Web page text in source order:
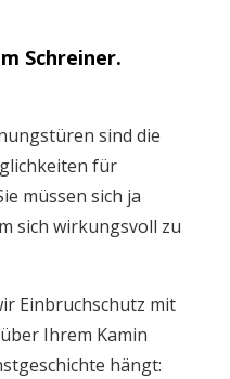
Schreiner.
sind die
für
müssen sich ja
sich wirkungsvoll zu
Einbruchschutz mit
Ihrem Kamin
hängt: